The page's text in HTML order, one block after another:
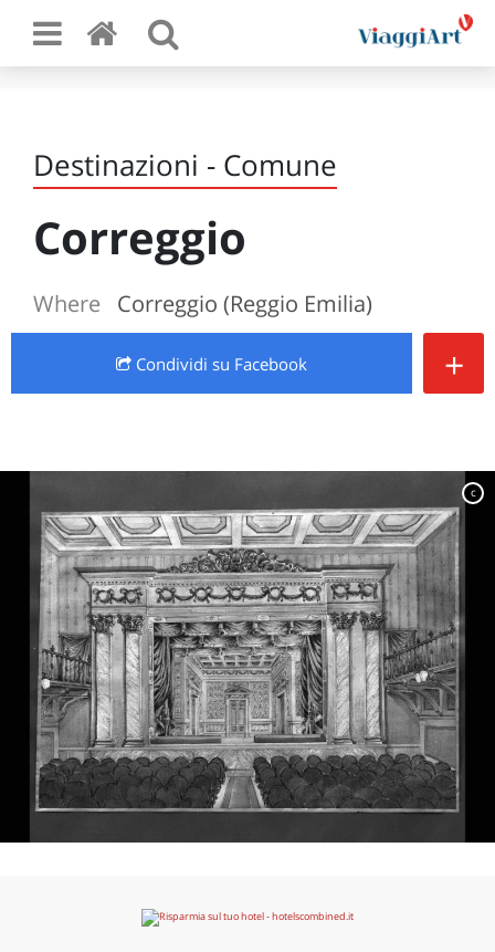
Destinazioni - Comune
Correggio
Where Correggio (Reggio Emilia)
Condividi su Facebook +
c